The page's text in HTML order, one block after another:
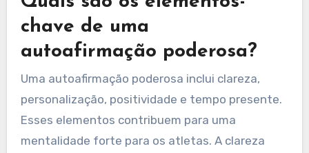
chave de uma
autoafirmação poderosa?
Uma autoafirmação poderosa inclui clareza,
personalização, positividade e tempo presente.
Esses elementos contribuem para uma
mentalidade forte para os atletas. A clareza